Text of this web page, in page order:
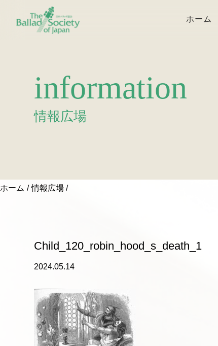
ホーム
information
情報広場
ホーム 情報広場
Child_120_robin_hood_s_death_1
2024.05.14